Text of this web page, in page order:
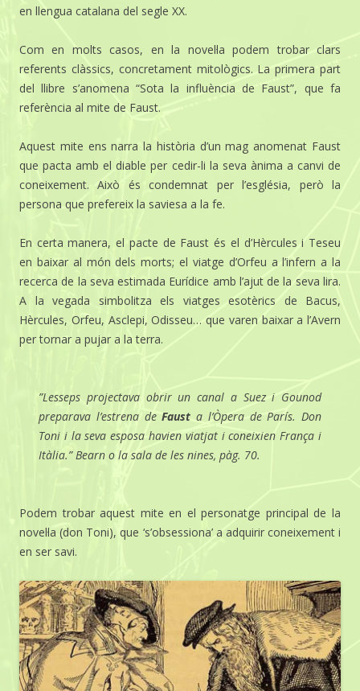
en llengua catalana del segle XX.
Com en molts casos, en la novel·la podem trobar clars
referents clàssics, concretament mitològics. La primera part
del llibre s’anomena “Sota la influència de Faust”, que fa
referència al mite de Faust.
Aquest mite ens narra la història d’un mag anomenat Faust
que pacta amb el diable per cedir-li la seva ànima a canvi de
coneixement. Això és condemnat per l’església, però la
persona que prefereix la saviesa a la fe.
En certa manera, el pacte de Faust és el d’Hèrcules i Teseu
en baixar al món dels morts; el viatge d’Orfeu a l’infern a la
recerca de la seva estimada Eurídice amb l’ajut de la seva lira.
A la vegada simbolitza els viatges esotèrics de Bacus,
Hèrcules, Orfeu, Asclepi, Odisseu… que varen baixar a l’Avern
per tornar a pujar a la terra.
”Lesseps projectava obrir un canal a Suez i Gounod
preparava l’estrena deFaust a l’Òpera de París. Don
Toni i la seva esposa havien viatjat i coneixien França i
Itàlia.” Bearn o la sala de les nines, pàg. 70.
Podem trobar aquest mite en el personatge principal de la
novel·la (don Toni), que ‘s’obsessiona’ a adquirir coneixement i
en ser savi.